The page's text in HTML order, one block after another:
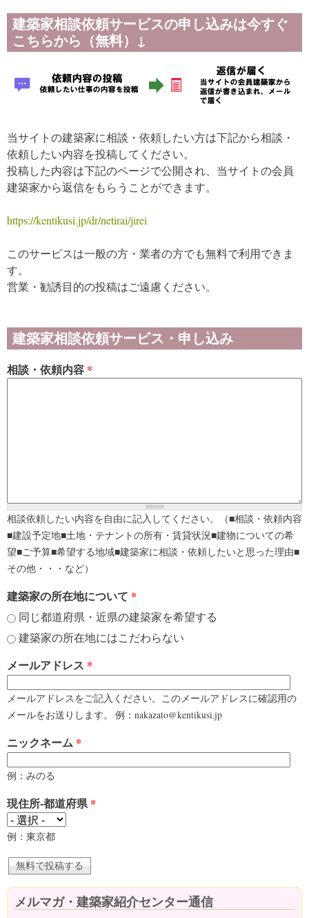
建築家相談依頼サービスの申し込みは今すぐ
こちらから（無料）↓
当サイトの建築家に相談・依頼したい方は下記から相談・
依頼したい内容を投稿してください。
投稿した内容は下記のページで公開され、当サイトの会員
建築家から返信をもらうことができます。
https://kentikusi.jp/dr/netirai/jirei
このサービスは一般の方・業者の方でも無料で利用できま
す。
営業・勧誘目的の投稿はご遠慮ください。
建築家相談依頼サービス・申し込み
相談・依頼内容 *
相談依頼したい内容を自由に記入してください。（■相談・依頼内容
■建設予定地■土地・テナントの所有・賃貸状況■建物についての希
望■ご予算■希望する地域■建築家に相談・依頼したいと思った理由■
その他・・・など）
建築家の所在地について *
同じ都道府県・近県の建築家を希望する
建築家の所在地にはこだわらない
メールアドレス *
メールアドレスをご記入ください。このメールアドレスに確認用の
メールをお送りします。 例：nakazato@kentikusi.jp
ニックネーム *
例：みのる
現住所-都道府県*
例：東京都
メルマガ・建築家紹介センター通信